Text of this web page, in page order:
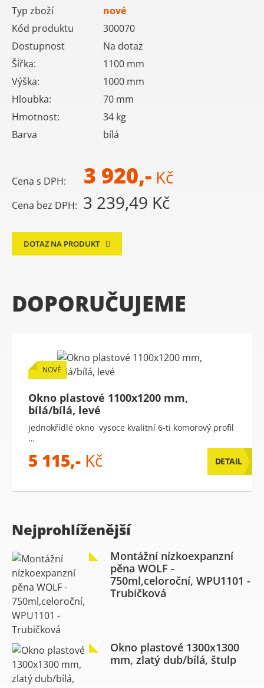
Typ zboží
nové
Kód produktu
300070
Dostupnost
Na dotaz
Šířka:
1100 mm
Výška:
1000 mm
Hloubka:
70 mm
Hmotnost:
34 kg
Barva
bílá
Cena s DPH: 3 920,- Kč
Cena bez DPH: 3 239,49 Kč
DOTAZ NA PRODUKT
DOPORUČUJEME
NOVÉ
Okno plastové 1100x1200 mm,
bílá/bílá, levé
jednokřídlé okno vysoce kvalitní 6-ti komorový profil
…
5 115,- Kč DETAIL
Nejprohlíženější
Montážní nízkoexpanzní
pěna WOLF -
750ml,celoroční, WPU1101 -
Trubičková
Okno plastové 1300x1300
mm, zlatý dub/bílá, štulp